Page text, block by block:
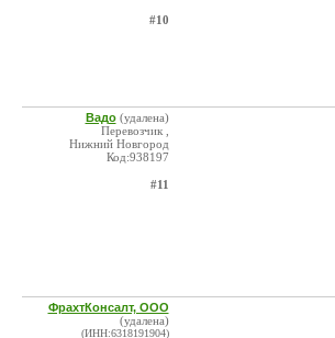
#10
Вадо (удалена)
Перевозчик ,
Нижний Новгород
Код:938197
#11
ФрахтКонсалт, ООО
(удалена)
(ИНН:6318191904)